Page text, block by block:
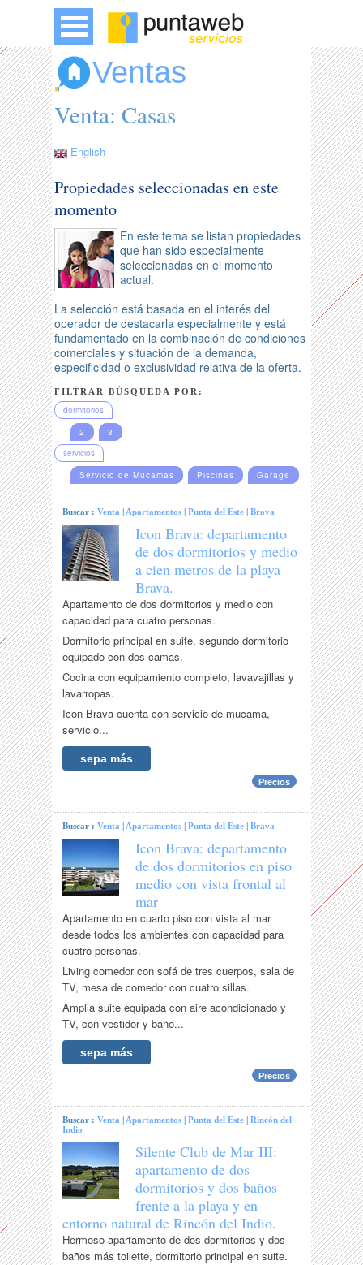
Ventas
Venta: Casas
English
Propiedades seleccionadas en este
momento
En este tema se listan propiedades
que han sido especialmente
seleccionadas en el momento
actual.
La selección está basada en el interés del
operador de destacarla especialmente y está
fundamentado en la combinación de condiciones
comerciales y situación de la demanda,
especificidad o exclusividad relativa de la oferta.
FILTRAR BÚSQUEDA POR:
dormitorios
2
3
servicios
Servicio de Mucamas
Piscinas Garage
Buscar :Venta |Apartamentos |Punta del Este |Brava
Icon Brava: departamento
de dos dormitorios y medio
a cien metros de la playa
Brava.
Apartamento de dos dormitorios y medio con
capacidad para cuatro personas.
Dormitorio principal en suite, segundo dormitorio
equipado con dos camas.
Cocina con equipamiento completo, lavavajillas y
lavarropas.
Icon Brava cuenta con servicio de mucama,
servicio...
sepa más
Precios
Buscar :Venta |Apartamentos |Punta del Este |Brava
Icon Brava: departamento
de dos dormitorios en piso
medio con vista frontal al
mar
Apartamento en cuarto piso con vista al mar
desde todos los ambientes con capacidad para
cuatro personas.
Living comedor con sofá de tres cuerpos, sala de
TV, mesa de comedor con cuatro sillas.
Amplia suite equipada con aire acondicionado y
TV, con vestidor y baño...
sepa más
Precios
Buscar :Venta |Apartamentos |Punta del Este |Rincón del
Indio
Silente Club de Mar III:
apartamento de dos
dormitorios y dos baños
frente a la playa y en
entorno natural de Rincón del Indio.
Hermoso apartamento de dos dormitorios y dos
baños más toilette, dormitorio principal en suite.